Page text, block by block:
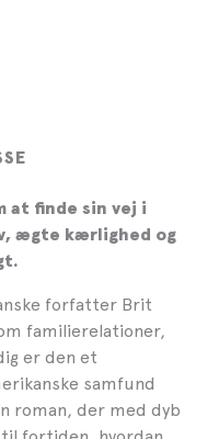
at finde sin vej i
ægte kærlighed og
forfatter Brit
familierelationer,
er den et
samfund
roman, der med dyb